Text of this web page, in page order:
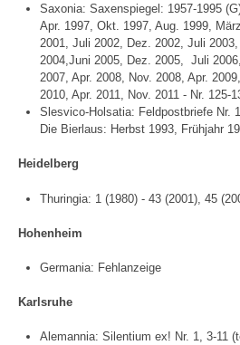
Saxonia: Saxenspiegel: 1957-1995
Apr. 1997, Okt. 1997, Aug. 1999,
2001, Juli 2002, Dez. 2002, Juli
2004,Juni 2005, Dez. 2005, Juli
2007, Apr. 2008, Nov. 2008, Apr.
2010, Apr. 2011, Nov. 2011 - Nr. 125-
Slesvico-Holsatia: Feldpostbriefe Nr.
Die Bierlaus: Herbst 1993, Frühjahr
Heidelberg
Thuringia: 1 (1980) - 43 (2001), 45
Hohenheim
Germania: Fehlanzeige
Karlsruhe
Alemannia: Silentium ex! Nr. 1, 3-11